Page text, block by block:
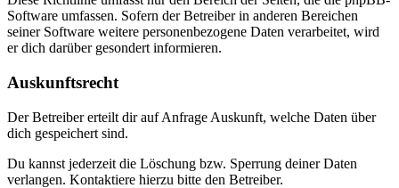
Software umfassen. Sofern der Betreiber in anderen Bereichen
seiner Software weitere personenbezogene Daten verarbeitet, wird
er dich darüber gesondert informieren.
Auskunftsrecht
Der Betreiber erteilt dir auf Anfrage Auskunft, welche Daten über
dich gespeichert sind.
Du kannst jederzeit die Löschung bzw. Sperrung deiner Daten
verlangen. Kontaktiere hierzu bitte den Betreiber.